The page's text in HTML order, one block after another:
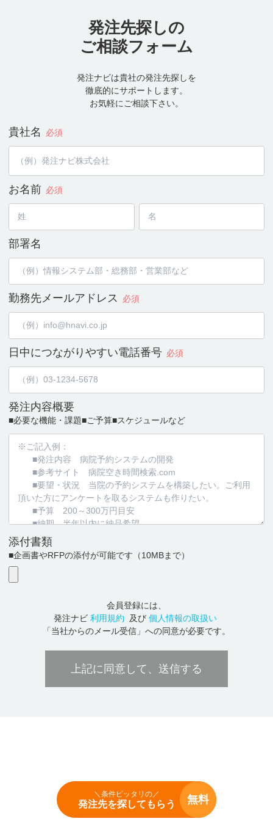
発注先探しの
ご相談フォーム
発注ナビは貴社の発注先探しを
徹底的にサポートします。
お気軽にご相談下さい。
貴社名 必須
お名前 必須
部署名
勤務先メールアドレス 必須
日中につながりやすい電話番号 必須
発注内容概要
■必要な機能・課題■ご予算■スケジュールなど
添付書類
■企画書やRFPの添付が可能です （10MBまで）
会員登録には、
発注ナビ 利用規約 及び 個人情報の取扱い
「当社からのメール受信」への同意が必要です。
上記に同意して、送信する
＼条件ピッタリの／
発注先を探してもらう 無料